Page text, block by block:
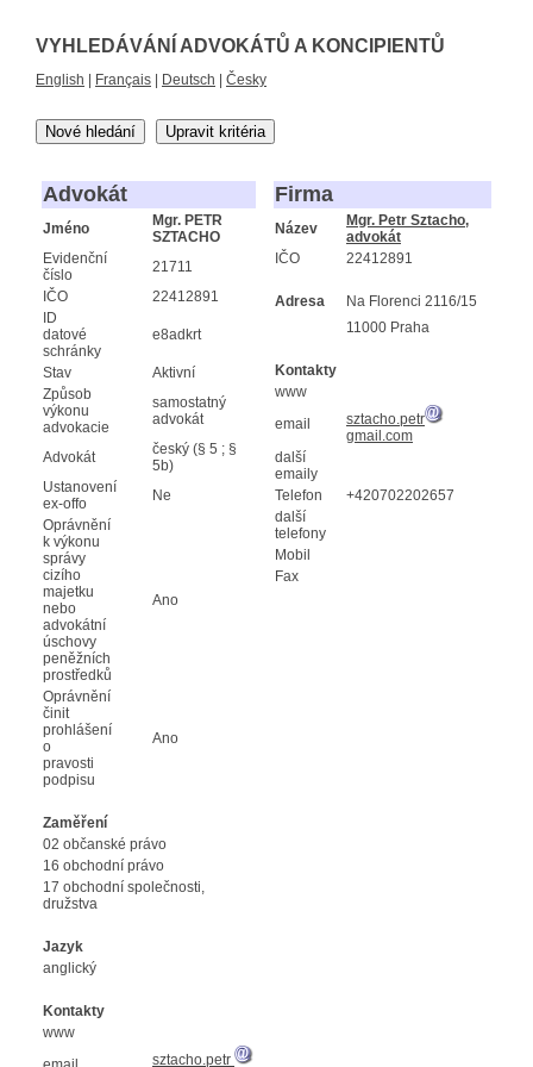
VYHLEDÁVÁNÍ ADVOKÁTŮ A KONCIPIENTŮ
English Français Deutsch Česky
Nové hledání Upravit kritéria
Advokát
Jméno
Mgr. PETR
SZTACHO
Evidenční
číslo
21711
IČO
22412891
ID
datové
schránky
e8adkrt
Stav
Aktivní
Způsob
výkonu
advokacie
samostatný
advokát
Advokát
český (§ 5 ; §
5b)
Ustanovení
ex-offo
Ne
Oprávnění
k výkonu
správy
cizího
majetku
nebo
advokátní
úschovy
peněžních
prostředků
Ano
Oprávnění
činit
prohlášení
o
pravosti
podpisu
Ano
Zaměření
02 občanské právo
16 obchodní právo
17 obchodní společnosti,
družstva
Jazyk
anglický
Kontakty
www
sztacho.petr
Firma
Název
Mgr. Petr Sztacho,
advokát
IČO
22412891
Adresa
Na Florenci 2116/15
11000 Praha
Kontakty
www
email
sztacho.petr
gmail.com
další
emaily
Telefon
+420702202657
další
telefony
Mobil
Fax